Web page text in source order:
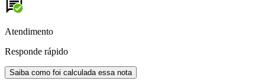
Atendimento
Responde rápido
Saiba como foi calculada essa nota